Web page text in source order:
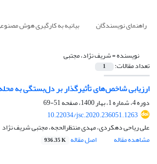
راهنمای نویسندگان بیانیه به کارگیری هوش
نویسنده =شریف نژاد، مجتبی
تعداد مقالات: 1
ارزیابی شاخص‌های تأثیرگذار بر دل‌بستگی به
دوره 4، شماره 1، بهار 1400، صفحه
51-69
10.22034/jsc.2020.236051.1263
علی ریاحی دهکردی، مهدی منتظرالحجه، مجتبی شریف نژاد
مشاهده مقاله
اصل مقاله 936.35 K